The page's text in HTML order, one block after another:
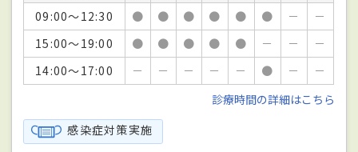
09:00～12:30
● ● ● ● ● ● －
－
15:00～19:00
● ● ● ● ● － －
－
14:00～17:00
－ － － － － ● －
－
診療時間の詳細はこちら
感染症対策実施